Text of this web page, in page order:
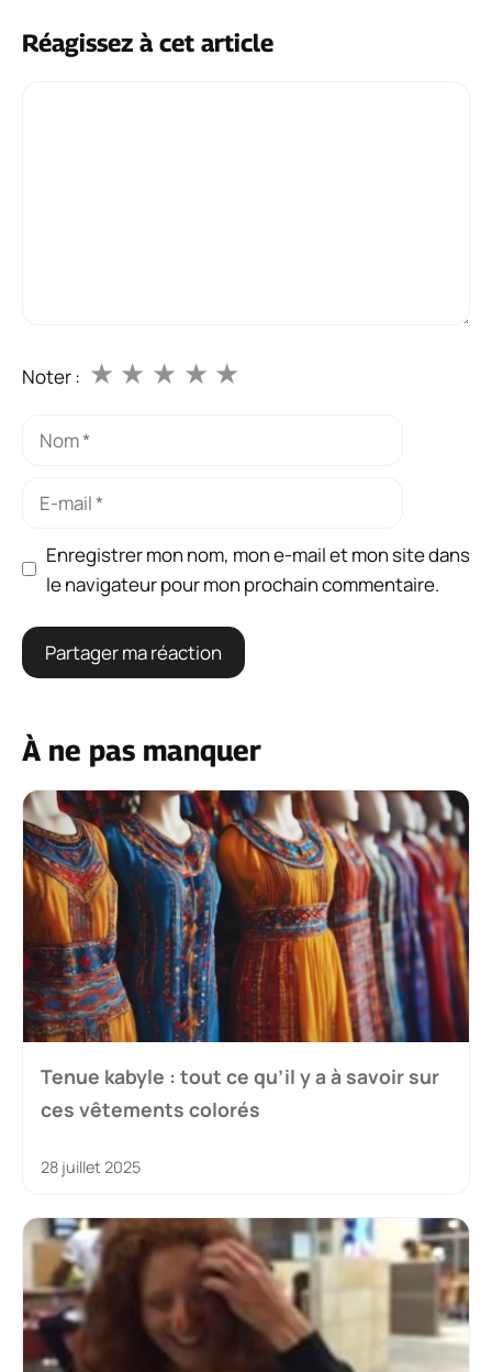
Réagissez à cet article
Noter : ★
★
★
★
★
Nom
Enregistrer mon nom, mon e-mail et mon site dans
le navigateur pour mon prochain commentaire.
À ne pas manquer
Tenue kabyle : tout ce qu’il y a à savoir sur
ces vêtements colorés
28 juillet 2025